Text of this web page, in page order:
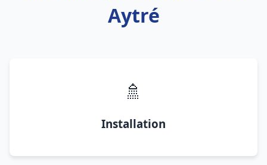
Aytré
🚿
Installation